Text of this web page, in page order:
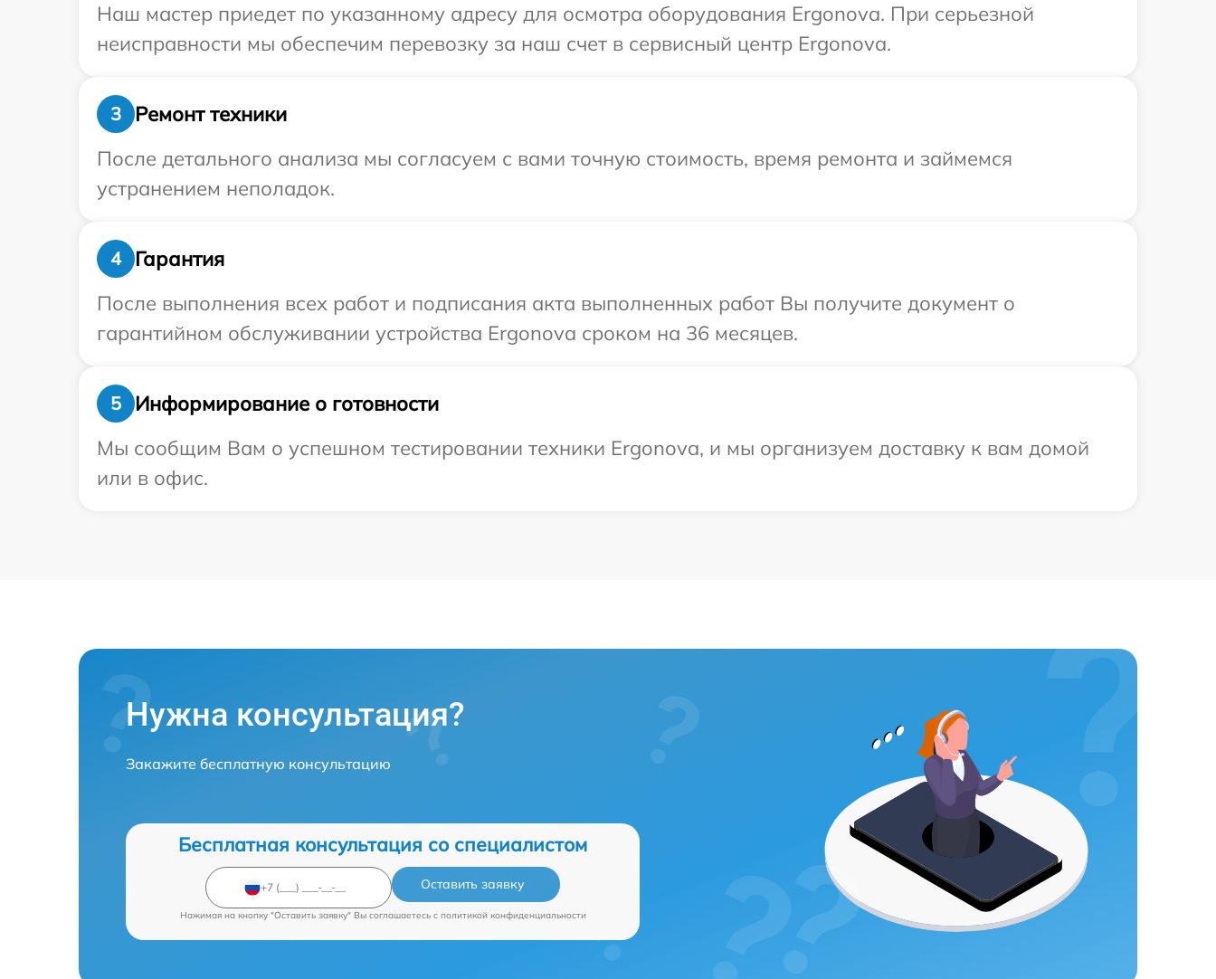
Наш мастер приедет по указанному адресу для осмотра оборудования Ergonova. При серьезной
неисправности мы обеспечим перевозку за наш счет в сервисный центр Ergonova.
3
Ремонт техники
После детального анализа мы согласуем с вами точную стоимость, время ремонта и займемся
устранением неполадок.
4
Гарантия
После выполнения всех работ и подписания акта выполненных работ Вы получите документ о
гарантийном обслуживании устройства Ergonova сроком на 36 месяцев.
5
Информирование о готовности
Мы сообщим Вам о успешном тестировании техники Ergonova, и мы организуем доставку к вам домой
или в офис.
Нужна консультация?
Закажите бесплатную консультацию
Бесплатная консультация со специалистом
Оставить заявку
Нажимая на кнопку "Оставить заявку" Вы соглашаетесь c политикой конфиденциальности